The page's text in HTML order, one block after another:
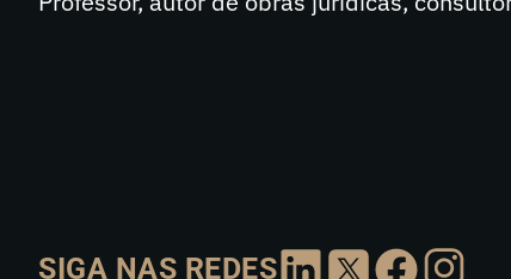
SIGA NAS REDES